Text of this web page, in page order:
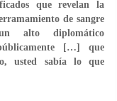
que revelan la
de sangre
alto diplomático
públicamente […] que
usted sabía lo que